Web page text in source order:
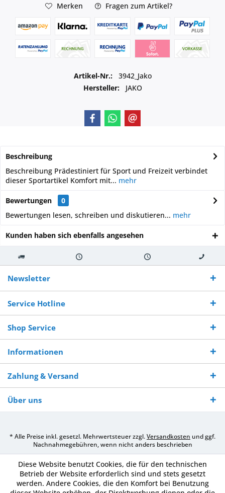
Merken Fragen zum Artikel?
Artikel-Nr.:
3942_Jako
Hersteller:
JAKO
Beschreibung
Beschreibung Prädestiniert für Sport und Freizeit verbindet
dieser Sportartikel Komfort mit... mehr
Bewertungen
0
Bewertungen lesen, schreiben und diskutieren... mehr
Kunden haben sich ebenfalls angesehen
Kostenloser
Versand ab €
250,-
Versand innerhalb von Versand von So erreichen
Sie uns 0160
970 511 90
Newsletter
Service Hotline
Shop Service
Informationen
Zahlung & Versand
Über uns
* Alle Preise inkl. gesetzl. Mehrwertsteuer zzgl.Versandkosten und ggf.
Nachnahmegebühren, wenn nicht anders beschrieben
Diese Website benutzt Cookies, die für den technischen
Betrieb der Website erforderlich sind und stets gesetzt
werden. Andere Cookies, die den Komfort bei Benutzung